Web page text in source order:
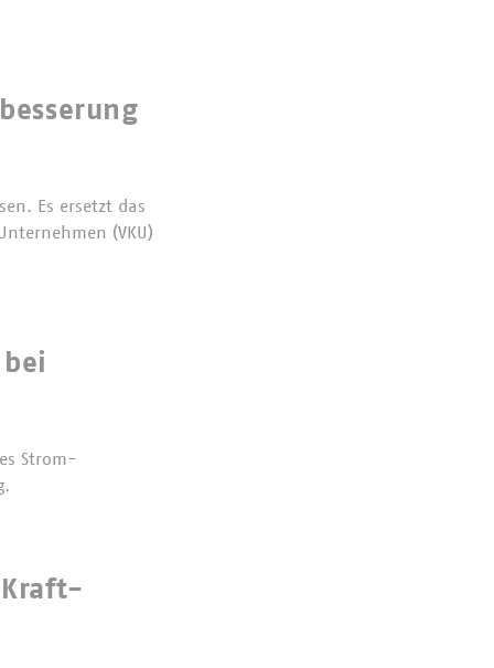
Es ersetzt das
(VKU)
Strom-
Kraft-